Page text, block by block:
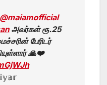
@maiamofficial
அவர்கள் ரூ.25
பேரிடர்
🙏❤️